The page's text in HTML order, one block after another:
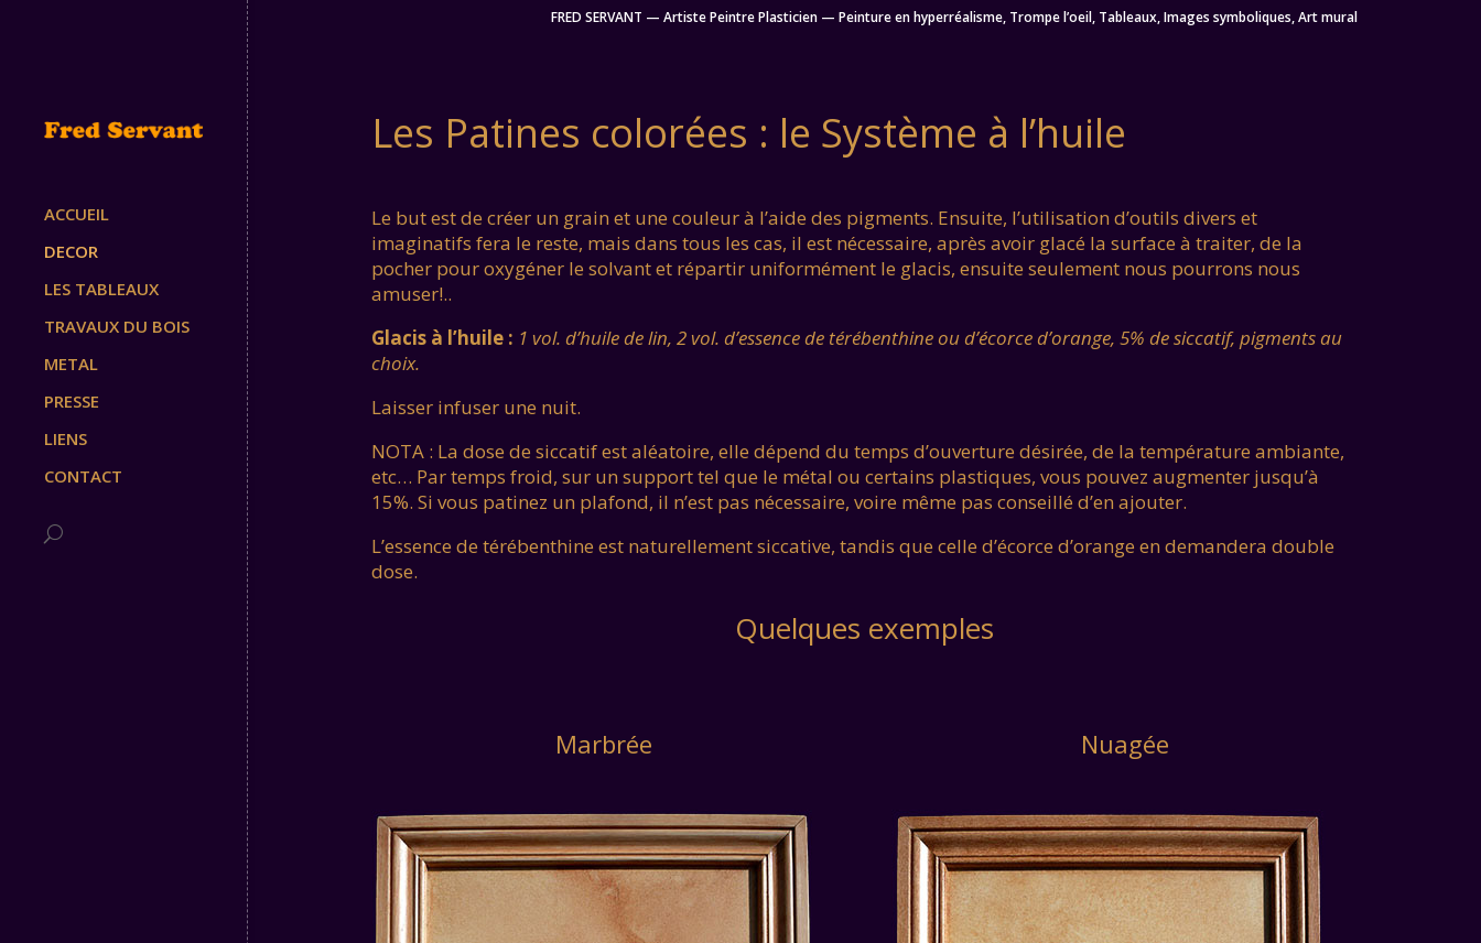
FRED SERVANT — Artiste Peintre Plasticien — Peinture en hyperréalisme, Trompe l’oeil, Tableaux, Images symboliques, Art mural
ACCUEIL
DECOR
LES TABLEAUX
TRAVAUX DU BOIS
METAL
PRESSE
LIENS
CONTACT
Les Patines colorées : le Système à l’huile
Le but est de créer un grain et une couleur à l’aide des pigments. Ensuite, l’utilisation d’outils divers et
imaginatifs fera le reste, mais dans tous les cas, il est nécessaire, après avoir glacé la surface à traiter, de la
pocher pour oxygéner le solvant et répartir uniformément le glacis, ensuite seulement nous pourrons nous
amuser!..
Glacis à l’huile : 1 vol. d’huile de lin, 2 vol. d’essence de térébenthine ou d’écorce d’orange, 5% de siccatif, pigments au
choix.
Laisser infuser une nuit.
NOTA : La dose de siccatif est aléatoire, elle dépend du temps d’ouverture désirée, de la température ambiante,
etc… Par temps froid, sur un support tel que le métal ou certains plastiques, vous pouvez augmenter jusqu’à
15%. Si vous patinez un plafond, il n’est pas nécessaire, voire même pas conseillé d’en ajouter.
L’essence de térébenthine est naturellement siccative, tandis que celle d’écorce d’orange en demandera double
dose.
Quelques exemples
Marbrée Nuagée